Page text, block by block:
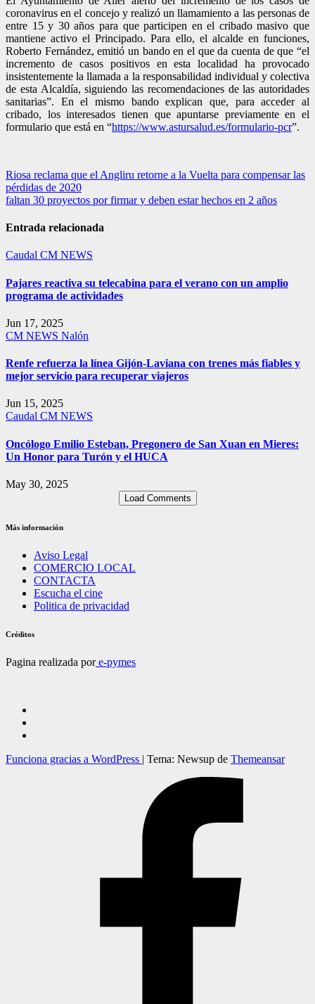
coronavirus en el concejo y realizó un llamamiento a las personas de
entre 15 y 30 años para que participen en el cribado masivo que
mantiene activo el Principado. Para ello, el alcalde en funciones,
Roberto Fernández, emitió un bando en el que da cuenta de que “el
incremento de casos positivos en esta localidad ha provocado
insistentemente la llamada a la responsabilidad individual y colectiva
de esta Alcaldía, siguiendo las recomendaciones de las autoridades
sanitarias”. En el mismo bando explican que, para acceder al
cribado, los interesados tienen que apuntarse previamente en el
formulario que está en “https://www.astursalud.es/formulario-pcr”.
Navegación
de
Riosa reclama que el Angliru retorne a la Vuelta para compensar las
pérdidas de 2020
faltan 30 proyectos por firmar y deben estar hechos en 2 años
Entrada relacionada
Caudal CM NEWS
Pajares reactiva su telecabina para el verano con un amplio
programa de actividades
Jun 17, 2025
CM NEWS Nalón
Renfe refuerza la línea Gijón-Laviana con trenes más fiables y
mejor servicio para recuperar viajeros
Jun 15, 2025
Caudal CM NEWS
Oncólogo Emilio Esteban, Pregonero de San Xuan en Mieres:
Un Honor para Turón y el HUCA
May 30, 2025
Load Comments
Más información
Aviso Legal
COMERCIO LOCAL
CONTACTA
Escucha el cine
Politica de privacidad
Créditos
Pagina realizada pore-pymes
Funciona gracias a WordPress | Tema: Newsup de Themeansar